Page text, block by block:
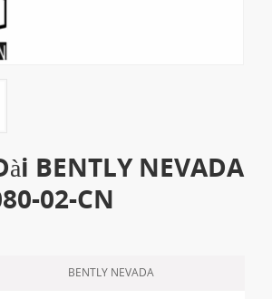
BENTLY NEVADA
02-CN
BENTLY NEVADA